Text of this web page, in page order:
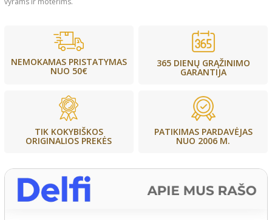
NEMOKAMAS PRISTATYMAS
NUO 50€
365 DIENŲ GRĄŽINIMO
GARANTIJA
TIK KOKYBIŠKOS
ORIGINALIOS PREKĖS
PATIKIMAS PARDAVĖJAS
NUO 2006 M.